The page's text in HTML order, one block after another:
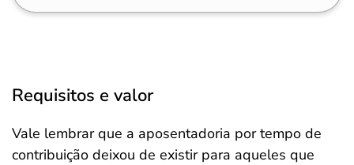
Requisitos e valor
Vale lembrar que a aposentadoria por tempo de
contribuição deixou de existir para aqueles que